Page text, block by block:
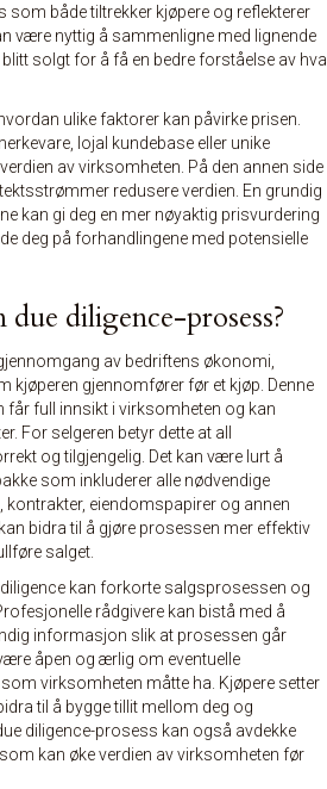
som både tiltrekker kjøpere og reflekterer
være nyttig å sammenligne med lignende
solgt for å få en bedre forståelse av hva
ulike faktorer kan påvirke prisen.
lojal kundebase eller unike
av virksomheten. På den annen side
redusere verdien. En grundig
kan gi deg en mer nøyaktig prisvurdering
deg på forhandlingene med potensielle
diligence-prosess?
av bedriftens økonomi,
kjøperen gjennomfører før et kjøp. Denne
får full innsikt i virksomheten og kan
For selgeren betyr dette at all
og tilgjengelig. Det kan være lurt å
som inkluderer alle nødvendige
eiendomspapirer og annen
bidra til å gjøre prosessen mer effektiv
salget.
kan forkorte salgsprosessen og
rådgivere kan bistå med å
informasjon slik at prosessen går
åpen og ærlig om eventuelle
virksomheten måtte ha. Kjøpere setter
til å bygge tillit mellom deg og
diligence-prosess kan også avdekke
kan øke verdien av virksomheten før